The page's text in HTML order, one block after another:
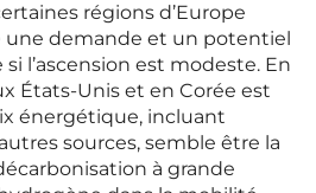
régions d’Europe
une demande et un potentiel
l’ascension est modeste. En
États-Unis et en Corée est
énergétique, incluant
sources, semble être la
à grande